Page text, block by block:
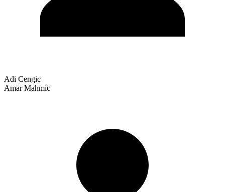
Adi Cengic
Amar Mahmic